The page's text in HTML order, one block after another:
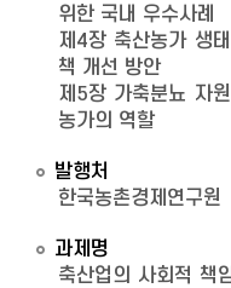
위한 국내 우수사례
제4장 축산농가 생
책 개선 방안
제5장 가축분뇨 자
농가의 역할
발행처
한국농촌경제연구원
과제명
축산업의 사회적 책